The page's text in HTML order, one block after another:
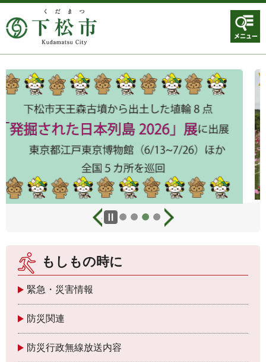
前のスライドを表示
もしもの時に
緊急・災害情報
防災関連
防災行政無線放送内容